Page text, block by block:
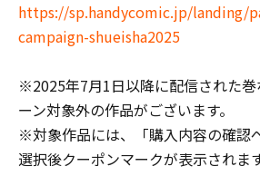
https://sp.handycomic.jp/landing/
campaign-shueisha2025
※2025年7月1日以降に配信された
ーン対象外の作品がございます。
※対象作品には、「購入内容の確認
選択後クーポンマークが表示されます